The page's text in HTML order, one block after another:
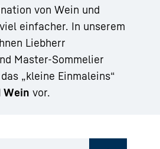
von Wein und
einfacher. In unserem
Liebherr
Master-Sommelier
„kleine Einmaleins“
Wein vor.